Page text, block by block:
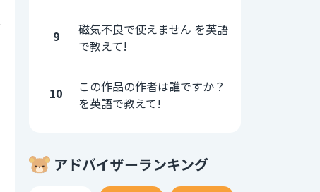
9
磁気不良で使えません を英語
で教えて!
10
この作品の作者は誰ですか？
を英語で教えて!
アドバイザーランキング